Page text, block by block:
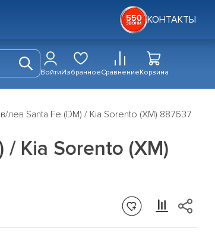
КОНТАКТЫ
ВойтиИзбранноеСравнениеКорзина
Santa Fe (DM) / Kia Sorento (XM) 887637
Kia Sorento (XM)